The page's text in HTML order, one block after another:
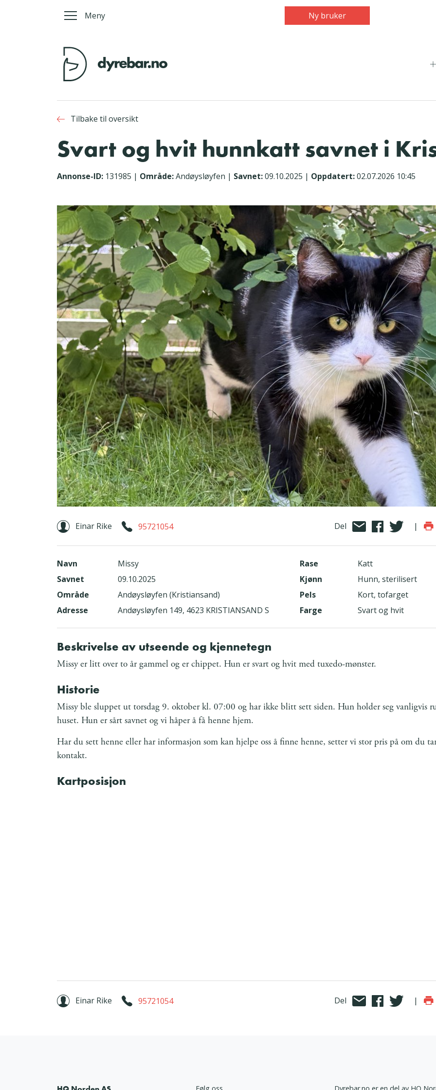
Meny Ny bruker
Tilbake til oversikt
Svart og hvit hunnkatt savnet i
Annonse-ID: 131985 | Område:Andøysløyfen | Savnet:09.10.2025 | Oppdatert:02.07.2026 10:45
Einar Rike 95721054 Del |
Navn
Missy
Savnet
09.10.2025
Område
Andøysløyfen (Kristiansand)
Adresse
Andøysløyfen 149, 4623 KRISTIANSAND S
Rase
Katt
Kjønn
Hunn, sterilisert
Pels
Kort, tofarget
Farge
Svart og hvit
Beskrivelse av utseende og kjennetegn
Missy er litt over to år gammel og er chippet. Hun er svart og hvit med tuxedo-mønster.
Historie
Missy ble sluppet ut torsdag 9. oktober kl. 07:00 og har ikke blitt sett siden. Hun holder seg vanligvis
huset. Hun er sårt savnet og vi håper å få henne hjem.
Har du sett henne eller har informasjon som kan hjelpe oss å finne henne, setter vi stor pris på om du
kontakt.
Kartposisjon
Einar Rike 95721054 Del |